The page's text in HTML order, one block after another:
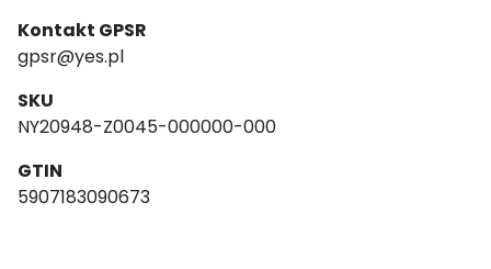
Kontakt GPSR
gpsr@yes.pl
SKU
NY20948-Z0045-000000-000
GTIN
5907183090673